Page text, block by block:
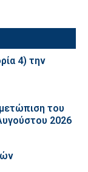
4) την
του
2026